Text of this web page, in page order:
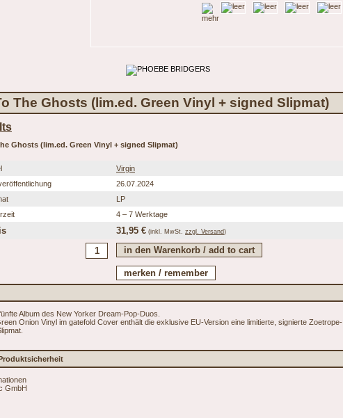
The Ghosts (lim.ed. Green Vinyl + signed Slipmat)
Ghosts (lim.ed. Green Vinyl + signed Slipmat)
Virgin
26.07.2024
LP
4 – 7 Werktage
31,95 € (inkl. MwSt. zzgl. Versand)
Album des New Yorker Dream-Pop-Duos.
Onion Vinyl im gatefold Cover enthält die exklusive EU-Version eine limitierte, signierte Zoetrope-
GmbH